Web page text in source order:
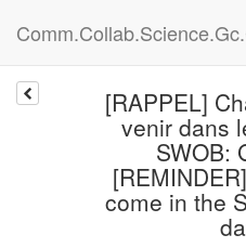
[RAPPEL]
venir dans
SWOB:
come in the